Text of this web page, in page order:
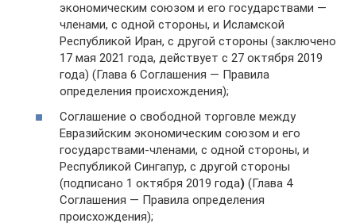
экономическим союзом и его государствами —
членами, с одной стороны, и Исламской
Республикой Иран, с другой стороны (заключено
17 мая 2021 года, действует с 27 октября 2019
года) (Глава 6 Соглашения — Правила
определения происхождения);
Соглашение о свободной торговле между
Евразийским экономическим союзом и его
государствами-членами, с одной стороны, и
Республикой Сингапур, с другой стороны
(подписано 1 октября 2019 года) (Глава 4
Соглашения — Правила определения
происхождения);